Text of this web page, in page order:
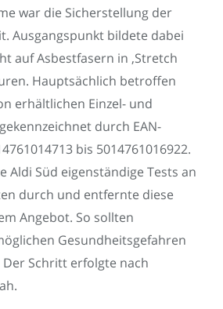
war die Sicherstellung der
Ausgangspunkt bildete dabei
auf Asbestfasern in ‚Stretch
Hauptsächlich betroffen
erhältlichen Einzel- und
durch EAN-
bis 5014761016922.
Aldi Süd eigenständige Tests an
durch und entfernte diese
Angebot. So sollten
Gesundheitsgefahren
Schritt erfolgte nach